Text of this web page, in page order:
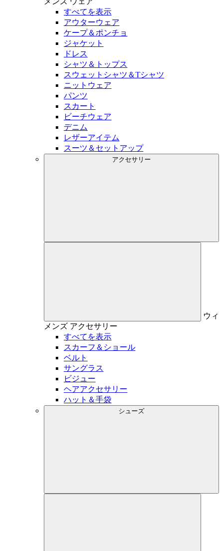
すべてを表示
アウターウェア
ケープ＆ポンチョ
ジャケット
ドレス
シャツ＆トップス
スウェットシャツ＆Tシャツ
ニットウェア
パンツ
スカート
ビーチウェア
デニム
レザーアイテム
スーツ＆セットアップ
アクセサリー
ウィ
メンズ アクセサリー
すべてを表示
スカーフ＆ショール
ベルト
サングラス
ビジュー
ヘアアクセサリー
ハット＆手袋
シューズ